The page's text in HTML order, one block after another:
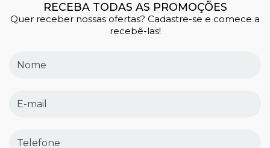
RECEBA TODAS AS PROMOÇÕES
Quer receber nossas ofertas? Cadastre-se e comece a
recebê-las!